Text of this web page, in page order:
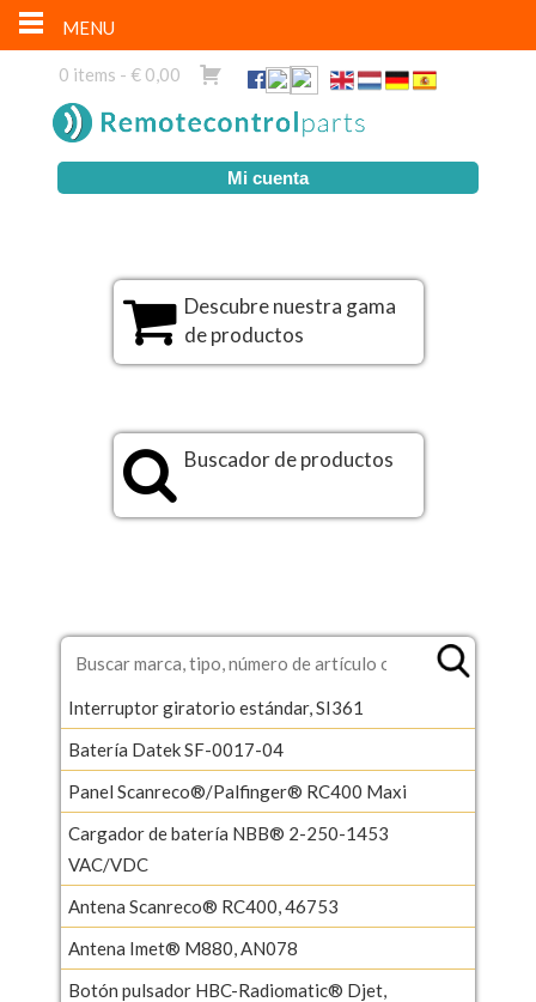
0 items - € 0,00
Mi cuenta
Descubre nuestra gama
de productos
Buscador de productos
Interruptor giratorio estándar, SI361
Batería Datek SF-0017-04
Panel Scanreco®/Palfinger® RC400 Maxi
Cargador de batería NBB® 2-250-1453
VAC/VDC
Antena Scanreco® RC400, 46753
Antena Imet® M880, AN078
Botón pulsador HBC-Radiomatic® Djet,
MENU